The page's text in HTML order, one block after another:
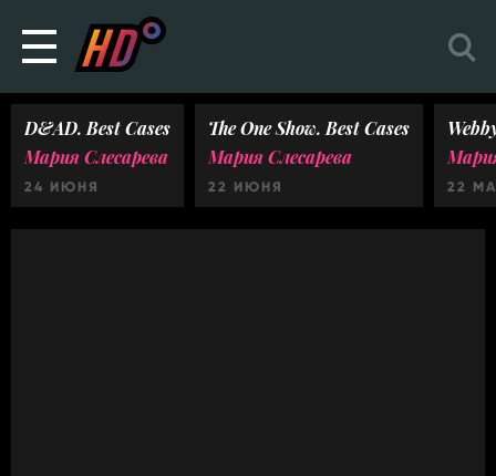
D&AD. Best Cases
Мария Слесарева
24 ИЮНЯ
The One Show. Best Cases
Мария Слесарева
22 ИЮНЯ 22